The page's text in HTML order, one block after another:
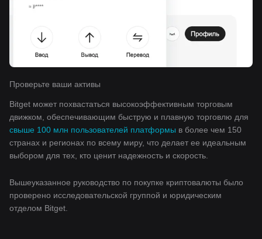
Проверьте ваши активы
Bitget может похвастаться высокоэффективным торговым
движком, обеспечивающим быструю и плавную торговлю для
свыше 100 млн пользователей платформы в более чем 150
странах и регионах по всему миру, что делает ее идеальным
выбором для тех, кто ценит надежность и скорость.
Вышеуказанное руководство по покупке криптовалюты было
проверено исследовательской группой и юридическим
отделом Bitget.